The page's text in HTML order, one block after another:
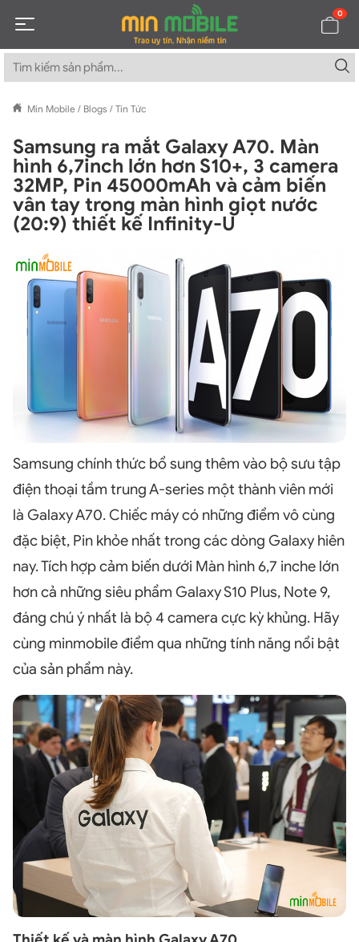
0
Min Mobile / Blogs / Tin Tức
Samsung ra mắt Galaxy A70. Màn
hình 6,7inch lớn hơn S10+, 3 camera
32MP, Pin 45000mAh và cảm biến
vân tay trong màn hình giọt nước
(20:9) thiết kế Infinity-U
Samsung chính thức bổ sung thêm vào bộ sưu tập
điện thoại tầm trung A-series một thành viên mới
là Galaxy A70. Chiếc máy có những điểm vô cùng
đặc biệt, Pin khỏe nhất trong các dòng Galaxy hiên
nay. Tích hợp cảm biến dưới Màn hình 6,7 inche lớn
hơn cả những siêu phẩm Galaxy S10 Plus, Note 9,
đáng chú ý nhất là bộ 4 camera cực kỳ khủng. Hãy
cùng minmobile điểm qua những tính năng nổi bật
của sản phẩm này.